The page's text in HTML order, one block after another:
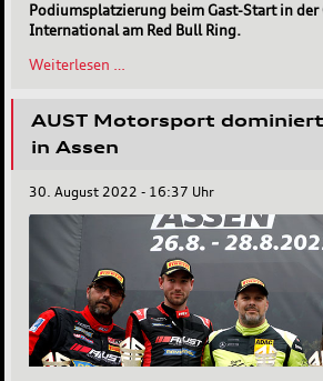
Podiumsplatzierung beim Gast-Start in der
International am Red Bull Ring.
Weiterlesen …
in
Open
AUST Motorsport dominiert
in Assen
30. August 2022 - 16:37 Uhr